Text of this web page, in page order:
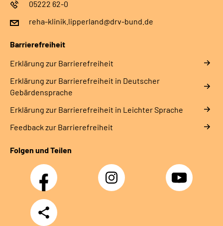
05222 62-0
reha-klinik.lipperland@drv-bund.de
Barrierefreiheit
Erklärung zur Barrierefreiheit
Erklärung zur Barrierefreiheit in Deutscher
Gebärdensprache
Erklärung zur Barrierefreiheit in Leichter Sprache
Feedback zur Barrierefreiheit
Folgen und Teilen
Facebook Instagram YouTube
Teilen